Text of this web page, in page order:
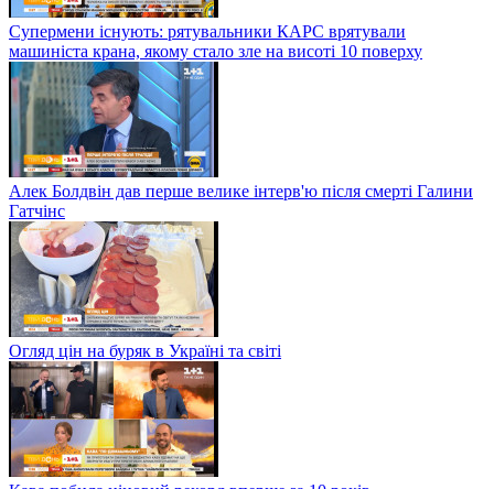
Супермени існують: рятувальники КАРС врятували
машиніста крана, якому стало зле на висоті 10 поверху
Алек Болдвін дав перше велике інтерв'ю після смерті Галини
Гатчінс
Огляд цін на буряк в Україні та світі